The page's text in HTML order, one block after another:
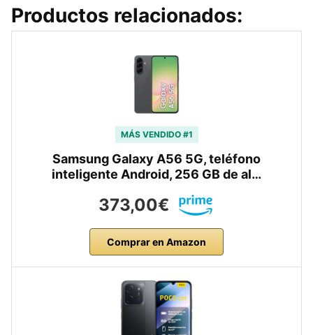
Productos relacionados:
MÁS VENDIDO #1
Samsung Galaxy A56 5G, teléfono
inteligente Android, 256 GB de al…
373,00€
Comprar en Amazon